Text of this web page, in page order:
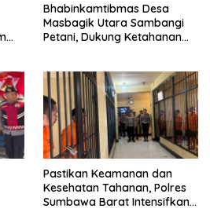
Bhabinkamtibmas Desa
Masbagik Utara Sambangi
Petani, Dukung Ketahanan
Pastikan Keamanan dan
Kesehatan Tahanan, Polres
Sumbawa Barat Intensifkan